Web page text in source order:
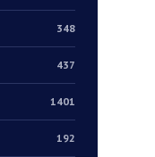
348
437
1401
192